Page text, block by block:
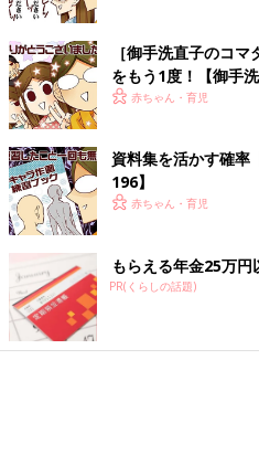
［御手洗直子のコ
をもう1度！【御手
赤ちゃん・育児
資料集を活かす確率
196】
赤ちゃん・育児
もらえる年金25万
PR(くらしの話題)